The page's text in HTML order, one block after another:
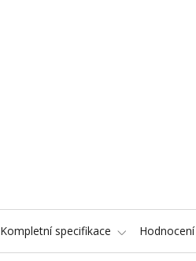
Kompletní specifikace Hodnocení